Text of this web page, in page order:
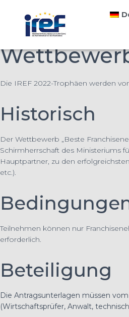
Die IREF 2022-Trophäen werden
Historisch
Der Wettbewerb „Beste
Schirmherrschaft des Ministeriums
Hauptpartner, zu den
etc.).
Teilnehmen können nur
erforderlich.
Beteiligung
Die Antragsunterlagen müssen
(Wirtschaftsprüfer, Anwalt,